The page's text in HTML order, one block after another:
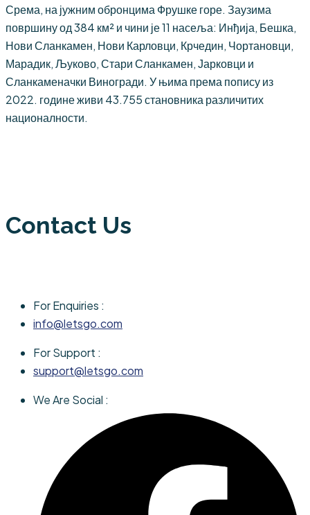
Срема, на јужним обронцима Фрушке горе. Заузима
површину од 384 км² и чини је 11 насеља: Инђија, Бешка,
Нови Сланкамен, Нови Карловци, Крчедин, Чортановци,
Марадик, Љуково, Стари Сланкамен, Јарковци и
Сланкаменачки Виногради. У њима према попису из
2022. године живи 43.755 становника различитих
националности.
Contact Us
For Enquiries :
info@letsgo.com
For Support :
support@letsgo.com
We Are Social :